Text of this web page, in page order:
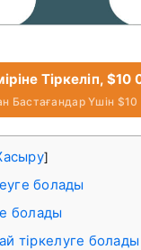
Тіркеліп,
Бастағандар Үшін $10
]
болады
болады
тіркелуге болады